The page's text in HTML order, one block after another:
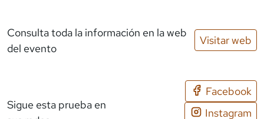
Consulta toda la información en la web
del evento
Visitar web
Sigue esta prueba en
Facebook
Instagram